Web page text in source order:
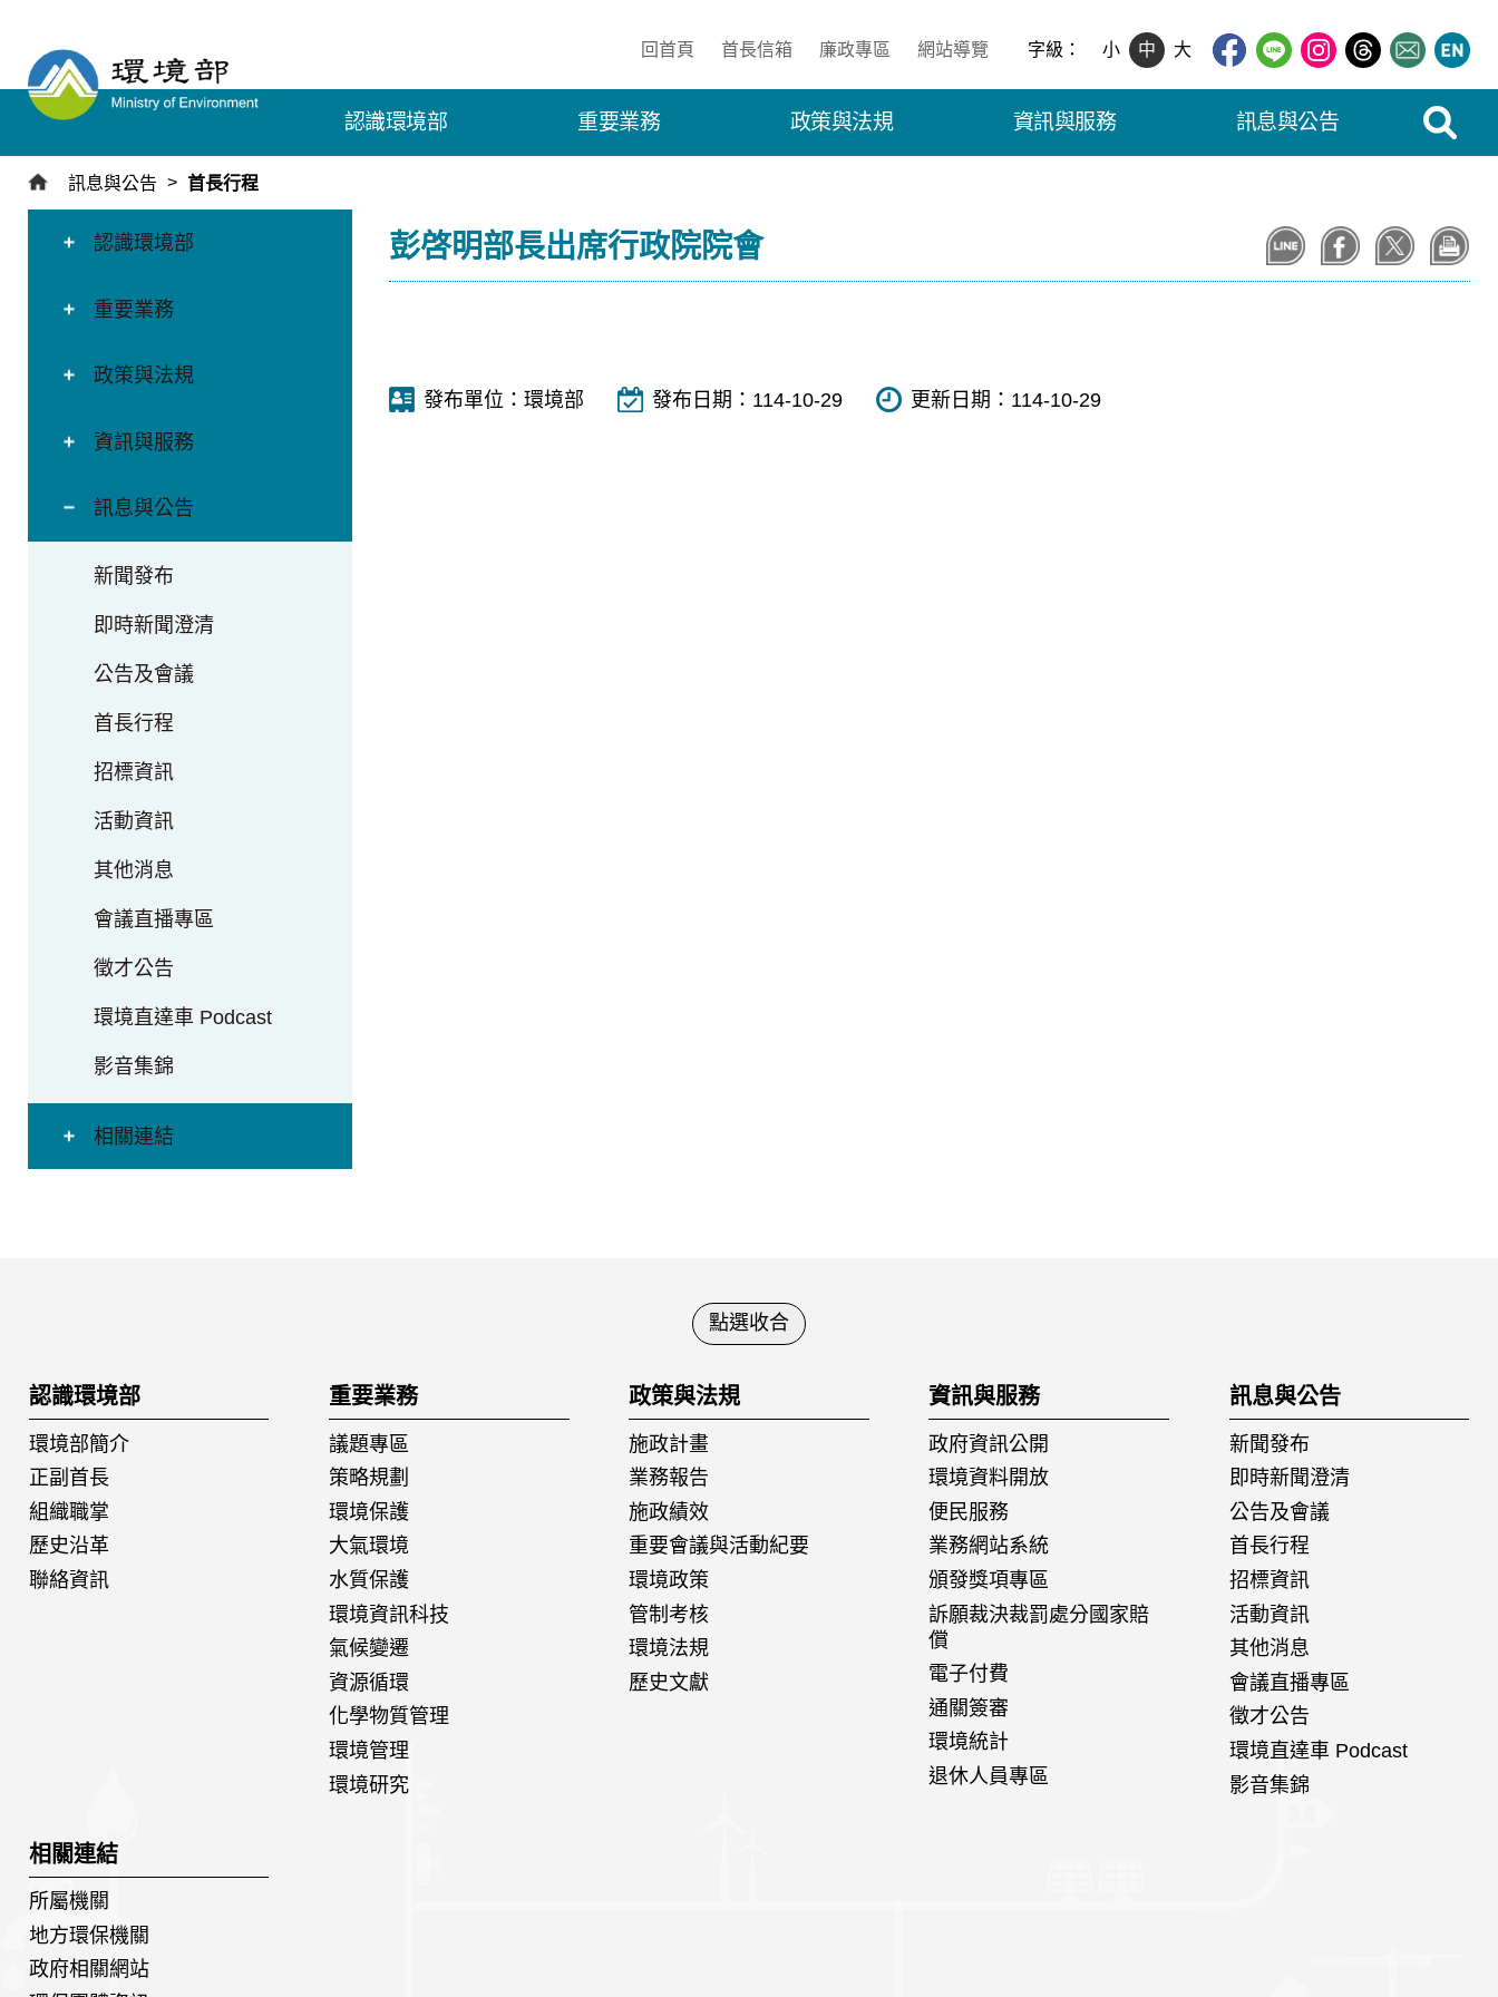
容
回首頁 首長信箱 廉政專區 網站導覽 字級： 小 中 大
認識環境部 重要業務 政策與法規 資訊與服務 訊息與公告
展開搜尋
訊息與公告 首長行程
認識環境部
重要業務
政策與法規
資訊與服務
訊息與公告
新聞發布
即時新聞澄清
公告及會議
首長行程
招標資訊
活動資訊
其他消息
會議直播專區
徵才公告
環境直達車 Podcast
影音集錦
相關連結
彭啓明部長出席行政院院會
發布單位： 環境部 發布日期： 114-10-29 更新日期： 114-10-29
點選收合
認識環境部
環境部簡介
正副首長
組織職掌
歷史沿革
聯絡資訊
重要業務
議題專區
策略規劃
環境保護
大氣環境
水質保護
環境資訊科技
氣候變遷
資源循環
化學物質管理
環境管理
環境研究
政策與法規
施政計畫
業務報告
施政績效
重要會議與活動紀要
環境政策
管制考核
環境法規
歷史文獻
資訊與服務
政府資訊公開
環境資料開放
便民服務
業務網站系統
頒發獎項專區
訴願裁決裁罰處分國家賠
償
電子付費
通關簽審
環境統計
退休人員專區
訊息與公告
新聞發布
即時新聞澄清
公告及會議
首長行程
招標資訊
活動資訊
其他消息
會議直播專區
徵才公告
環境直達車 Podcast
影音集錦
相關連結
所屬機關
地方環保機關
政府相關網站